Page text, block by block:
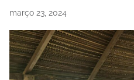
março 23, 2024